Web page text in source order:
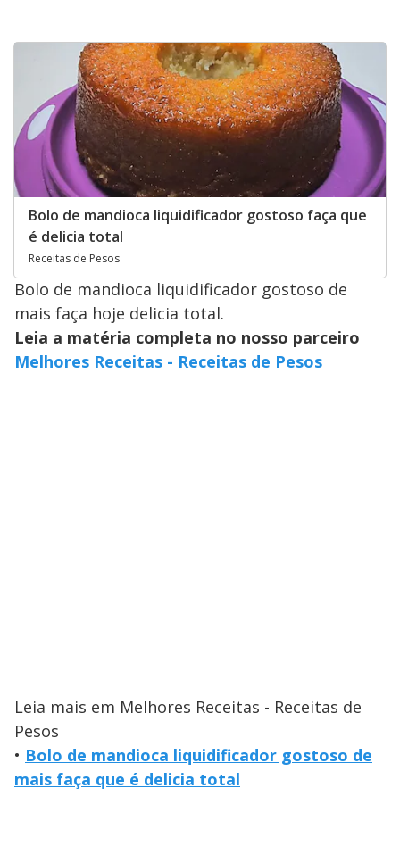
Bolo de mandioca liquidificador gostoso faça que
é delicia total
Receitas de Pesos
Bolo de mandioca liquidificador gostoso de
mais faça hoje delicia total.
Leia a matéria completa no nosso parceiro
Melhores Receitas - Receitas de Pesos
Leia mais em Melhores Receitas - Receitas de
Pesos
• Bolo de mandioca liquidificador gostoso de
mais faça que é delicia total